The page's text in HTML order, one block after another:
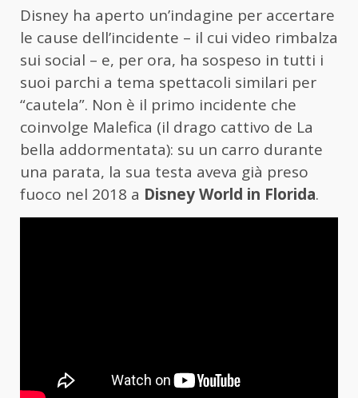
Disney ha aperto un’indagine per accertare
le cause dell’incidente – il cui video rimbalza
sui social – e, per ora, ha sospeso in tutti i
suoi parchi a tema spettacoli similari per
“cautela”. Non è il primo incidente che
coinvolge Malefica (il drago cattivo de La
bella addormentata): su un carro durante
una parata, la sua testa aveva già preso
fuoco nel 2018 a Disney World in Florida.